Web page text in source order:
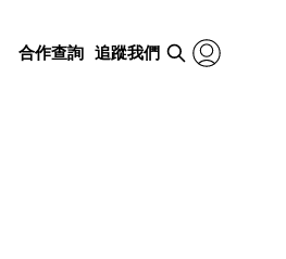
合作查詢 追蹤我們